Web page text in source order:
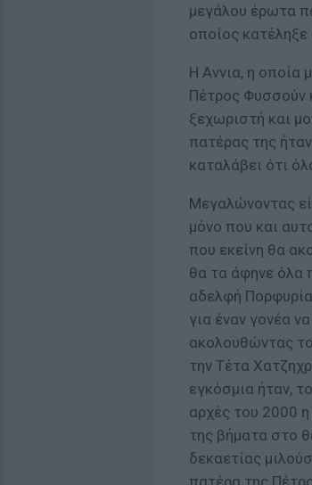
μεγάλου έρωτα
οποίος
Η Αννια, η οποία
Πέτρος Φυσσούν
ξεχωριστή και
πατέρας της
καταλάβει ότι
Μεγαλώνοντας
μόνο που και
που εκείνη θα
θα τα άφηνε όλα
αδελφή
για έναν γονέα
ακολουθώντας
την Τέτα
εγκόσμια ήταν,
αρχές του 2000
της βήματα στο
δεκαετίας
πατέρα της